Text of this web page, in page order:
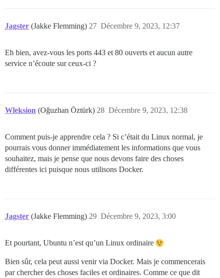
Jagster (Jakke Flemming) Décembre 9, 2023, 12:37
27
Eh bien, avez-vous les ports 443 et 80 ouverts et aucun autre
service n’écoute sur ceux-ci ?
Wleksion (Oğuzhan Öztürk) Décembre 9, 2023, 12:38
28
Comment puis-je apprendre cela ? Si c’était du Linux normal, je
pourrais vous donner immédiatement les informations que vous
souhaitez, mais je pense que nous devons faire des choses
différentes ici puisque nous utilisons Docker.
Jagster (Jakke Flemming) Décembre 9, 2023, 3:00
29
Et pourtant, Ubuntu n’est qu’un Linux ordinaire
Bien sûr, cela peut aussi venir via Docker. Mais je commencerais
par chercher des choses faciles et ordinaires. Comme ce que dit